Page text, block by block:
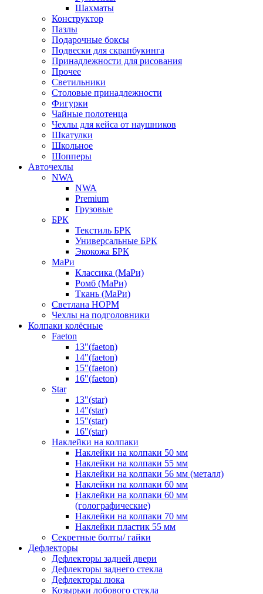
Шахматы
Конструктор
Пазлы
Подарочные боксы
Подвески для скрапбукинга
Принадлежности для рисования
Прочее
Светильники
Столовые принадлежности
Фигурки
Чайные полотенца
Чехлы для кейса от наушников
Шкатулки
Школьное
Шопперы
Авточехлы
NWA
NWA
Premium
Грузовые
БРК
Текстиль БРК
Универсальные БРК
Экокожа БРК
МаРи
Классика (МаРи)
Ромб (МаРи)
Ткань (МаРи)
Светлана НОРМ
Чехлы на подголовники
Колпаки колёсные
Faeton
13"(faeton)
14"(faeton)
15"(faeton)
16"(faeton)
Star
13"(star)
14"(star)
15"(star)
16"(star)
Наклейки на колпаки
Наклейки на колпаки 50 мм
Наклейки на колпаки 55 мм
Наклейки на колпаки 56 мм (металл)
Наклейки на колпаки 60 мм
Наклейки на колпаки 60 мм
(голографические)
Наклейки на колпаки 70 мм
Наклейки пластик 55 мм
Секретные болты/ гайки
Дефлекторы
Дефлекторы задней двери
Дефлекторы заднего стекла
Дефлекторы люка
Козырьки лобового стекла